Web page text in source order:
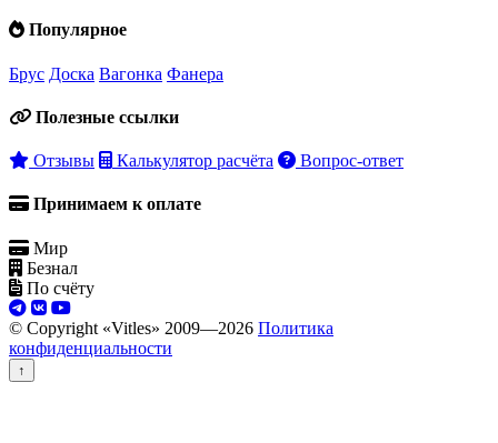
Популярное
Брус Доска Вагонка Фанера
Полезные ссылки
Отзывы Калькулятор расчёта Вопрос-ответ
Принимаем к оплате
Мир
Безнал
По счёту
© Copyright «Vitles» 2009—2026 Политика
конфиденциальности
↑